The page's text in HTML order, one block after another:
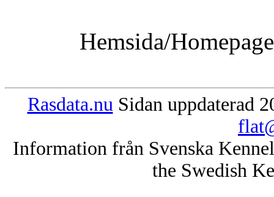
Hemsida/
Rasdata.nu Sidan uppdaterad
Information från Svenska
the Swedish